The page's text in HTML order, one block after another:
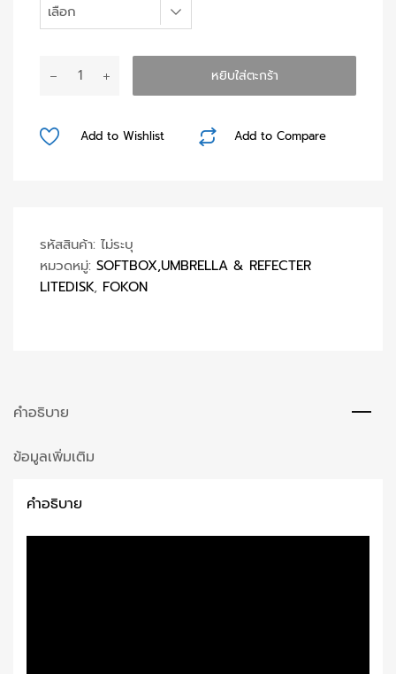
จำนวน
with
ชิ้น
หยิบใส่ตะกร้า
Add to Compare
Add to Wishlist
รหัสสินค้า: ไม่ระบุ
หมวดหมู่: SOFTBOX,UMBRELLA & REFECTER
LITEDISK, FOKON
คำอธิบาย
ข้อมูลเพิ่มเติม
คำอธิบาย